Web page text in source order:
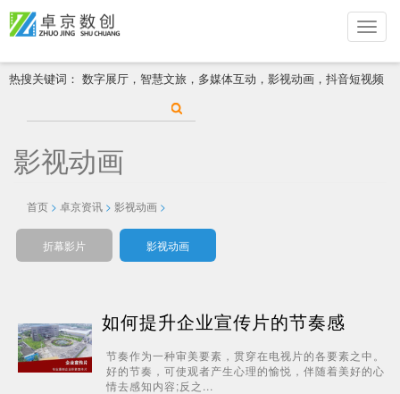
转
Toggle
热搜关键词： 数字展厅，智慧文旅，多媒体互动，影视动画，抖音短视频
影视动画
首页 > 卓京资讯 > 影视动画 >
折幕影片 影视动画
如何提升企业宣传片的节奏感
节奏作为一种审美要素，贯穿在电视片的各要素之中。
好的节奏，可使观者产生心理的愉悦，伴随着美好的心
情去感知内容;反之...